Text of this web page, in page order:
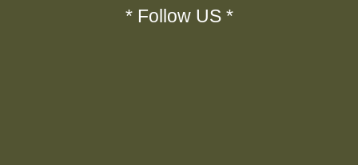
* Follow US *